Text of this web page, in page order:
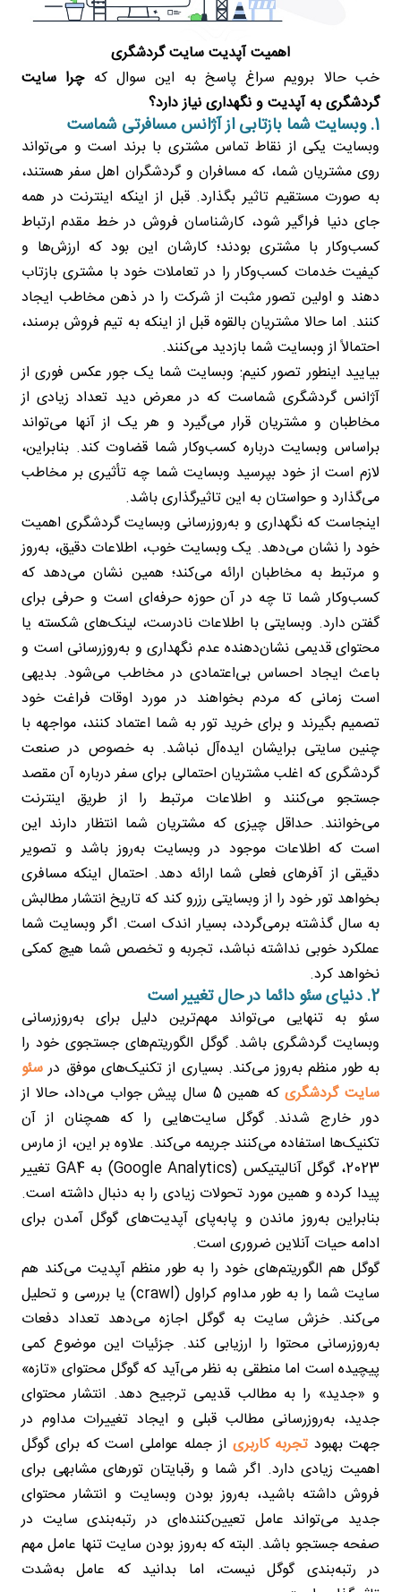
اهمیت آپدیت سایت گردشگری
خب حالا برویم سراغ پاسخ به این سوال کهچرا سایت
گردشگری به آپدیت و نگهداری نیاز دارد؟
1. وبسایت شما بازتابی از آژانس مسافرتی شماست
وبسایت یکی از نقاط تماس مشتری با برند است و می‌تواند
روی مشتریان شما، که مسافران و گردشگران اهل سفر هستند،
به صورت مستقیم تاثیر بگذارد. قبل از اینکه اینترنت در همه
جای دنیا فراگیر شود، کارشناسان فروش در خط مقدم ارتباط
کسب‌وکار با مشتری بودند؛ کارشان این بود که ارزش‌ها و
کیفیت خدمات کسب‌وکار را در تعاملات خود با مشتری بازتاب
دهند و اولین تصور مثبت از شرکت را در ذهن مخاطب ایجاد
کنند. اما حالا مشتریان بالقوه قبل از اینکه به تیم فروش برسند،
احتمالاً از وبسایت شما بازدید می‌کنند.
بیایید اینطور تصور کنیم: وبسایت شما یک جور عکس فوری از
آژانس گردشگری شماست که در معرض دید تعداد زیادی از
مخاطبان و مشتریان قرار می‌گیرد و هر یک از آنها می‌تواند
براساس وبسایت درباره کسب‌وکار شما قضاوت کند. بنابراین،
لازم است از خود بپرسید وبسایت شما چه تأثیری بر مخاطب
می‌گذارد و حواستان به این تاثیرگذاری باشد.
اینجاست که نگهداری و به‌روزرسانی وبسایت گردشگری اهمیت
خود را نشان می‌دهد. یک وبسایت خوب، اطلاعات دقیق، به‌روز
و مرتبط به مخاطبان ارائه می‌کند؛ همین نشان می‌دهد که
کسب‌وکار شما تا چه در آن حوزه حرفه‌ای است و حرفی برای
گفتن دارد. وبسایتی با اطلاعات نادرست، لینک‌های شکسته یا
محتوای قدیمی نشان‌دهنده عدم نگهداری و به‌روزرسانی است و
باعث ایجاد احساس بی‌اعتمادی در مخاطب می‌شود. بدیهی
است زمانی که مردم بخواهند در مورد اوقات فراغت خود
تصمیم بگیرند و برای خرید تور به شما اعتماد کنند، مواجهه با
چنین سایتی برایشان ایده‌آل نباشد. به خصوص در صنعت
گردشگری که اغلب مشتریان احتمالی برای سفر درباره آن مقصد
جستجو می‌کنند و اطلاعات مرتبط را از طریق اینترنت
می‌خوانند. حداقل چیزی که مشتریان شما انتظار دارند این
است که اطلاعات موجود در وبسایت به‌روز باشد و تصویر
دقیقی از آفرهای فعلی شما ارائه دهد. احتمال اینکه مسافری
بخواهد تور خود را از وبسایتی رزرو کند که تاریخ انتشار مطالبش
به سال گذشته برمی‌گردد، بسیار اندک است. اگر وبسایت شما
عملکرد خوبی نداشته نباشد، تجربه و تخصص شما هیچ کمکی
نخواهد کرد.
2. دنیای سئو دائما در حال تغییر است
سئو به تنهایی می‌تواند مهم‌ترین دلیل برای به‌روزرسانی
وبسایت گردشگری باشد. گوگل الگوریتم‌های جستجوی خود را
به طور منظم به‌روز می‌کند. بسیاری از تکنیک‌های موفق درسئو
سایت گردشگری
که همین 5 سال پیش جواب می‌داد، حالا از
دور خارج شدند. گوگل سایت‌هایی را که همچنان از آن
تکنیک‌ها استفاده می‌کنند جریمه می‌کند. علاوه بر این، از مارس
2023، گوگل آنالیتیکس (Google Analytics) به GA4 تغییر
پیدا کرده و همین مورد تحولات زیادی را به دنبال داشته است.
بنابراین به‌روز ماندن و پابه‌پای آپدیت‌های گوگل آمدن برای
ادامه حیات آنلاین ضروری است.
گوگل هم الگوریتم‌های خود را به طور منظم آپدیت می‌کند هم
سایت شما را به طور مداوم کراول (crawl) یا بررسی و تحلیل
می‌کند. خزش سایت به گوگل اجازه می‌دهد تعداد دفعات
به‌روزرسانی محتوا را ارزیابی کند. جزئیات این موضوع کمی
پیچیده است اما منطقی به نظر می‌آید که گوگل محتوای «تازه»
و «جدید» را به مطالب قدیمی ترجیح دهد. انتشار محتوای
جدید، به‌روزرسانی مطالب قبلی و ایجاد تغییرات مداوم در
جهت بهبود تجربه کاربری از جمله عواملی است که برای گوگل
اهمیت زیادی دارد. اگر شما و رقبایتان تورهای مشابهی برای
فروش داشته باشید، به‌روز بودن وبسایت و انتشار محتوای
جدید می‌تواند عامل تعیین‌کننده‌ای در رتبه‌بندی سایت در
صفحه جستجو باشد. البته که به‌روز بودن سایت تنها عامل مهم
در رتبه‌بندی گوگل نیست، اما بدانید که عامل به‌شدت